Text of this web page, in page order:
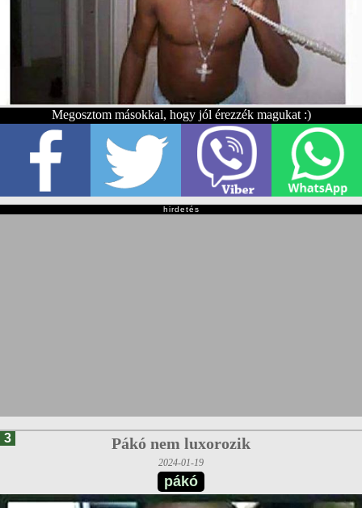
Megosztom másokkal, hogy jól érezzék magukat :)
hirdetés
3 Pákó nem luxorozik
2024-01-19
pákó